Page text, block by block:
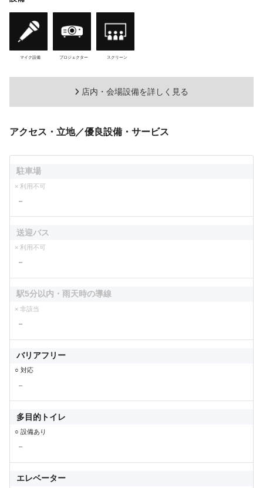
マイク設備 プロジェクター スクリーン
店内・会場設備を詳しく見る
アクセス・立地／優良設備・サービス
駐車場
× 利用不可
－
送迎バス
× 利用不可
－
駅5分以内・雨天時の導線
× 非該当
－
バリアフリー
○ 対応
－
多目的トイレ
○ 設備あり
－
エレベーター